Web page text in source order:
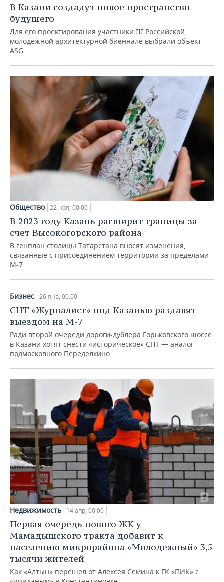
В Казани создадут новое пространство
будущего
Для его проектирования участники III Российской
молодежной архитектурной биеннале выбрали объект
ASG
Общество 22 ноя, 00:00
В 2023 году Казань расширит границы за
счет Высокогорского района
В генплан столицы Татарстана вносят изменения,
связанные с присоединением территории за пределами
М-7
Бизнес 26 янв, 00:00
СНТ «Журналист» под Казанью раздавят
выездом на М-7
Ради второй очереди дороги-дублера Горьковского шоссе
в Казани хотят снести «историческое» СНТ — аналог
подмосковного Переделкино
Недвижимость 14 апр, 00:00
Первая очередь нового ЖК у
Мамадышского тракта добавит к
населению микрорайона «Молодежный» 3,5
тысячи жителей
Как «Алтын» перешел от Алексея Семина к ГК «ПИК» с